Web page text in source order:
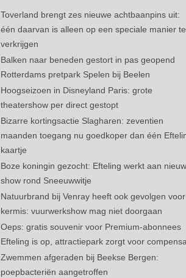
Toverland brengt zes nieuwe achtbaanpins uit:
één daarvan is alleen op een speciale manier te
verkrijgen
Balken naar beneden gestort in pas geopend
Rotterdams pretpark Spelen bij Beelen
Hoogseizoen in Disneyland Paris: grote
theatershow per direct gestopt
Bizarre kortingsactie Slagharen: zeventien
maanden toegang nu goedkoper dan één
kaartje
Boze koningin gezocht: Efteling werkt aan
show rond Sneeuwwitje
Natuurbrand bij Venray heeft ook gevolgen voor
kermis: vuurwerkshow mag niet doorgaan
Oeps: gratis souvenir voor Premium-abonnees
Efteling is op, attractiepark zorgt voor
Zwemmen afgeraden bij Beekse Bergen:
poepbacteriën aangetroffen